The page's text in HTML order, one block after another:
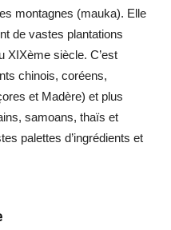
montagnes (mauka). Elle
de vastes plantations
XIXème siècle. C’est
chinois, coréens,
et Madère) et plus
samoans, thaïs et
palettes d’ingrédients et